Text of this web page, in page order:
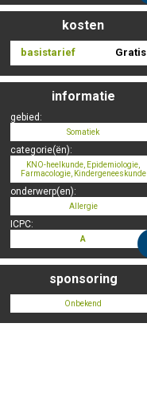
Nascholing aanmelden
Zoek op kaart
Inloggen
kosten
basistarief Gratis
informatie
gebied:
Somatiek
categorie(ën):
KNO-heelkunde, Epidemiologie,
Farmacologie, Kindergeneeskunde
onderwerp(en):
Allergie
ICPC:
A
sponsoring
Onbekend